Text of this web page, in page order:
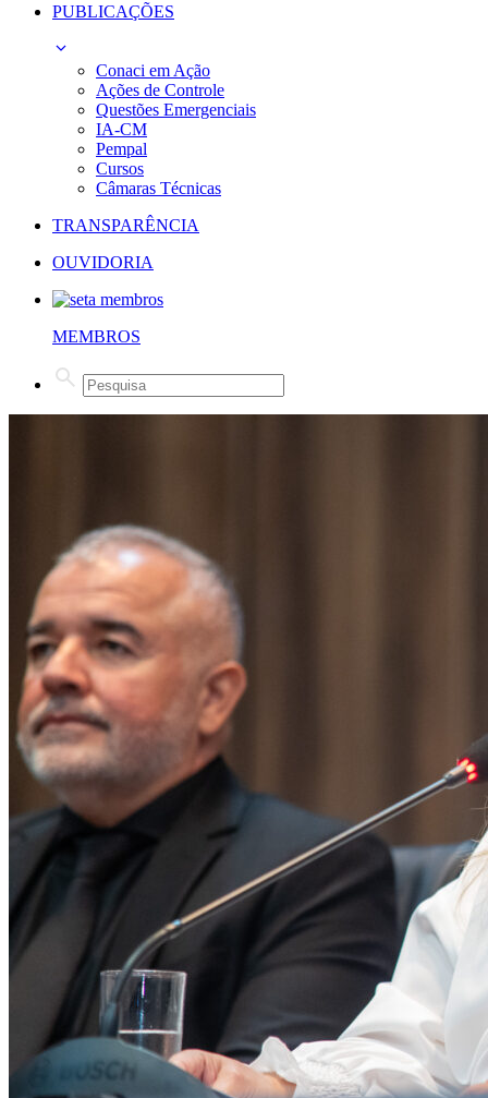
PUBLICAÇÕES
Conaci em Ação
Ações de Controle
Questões Emergenciais
IA-CM
Pempal
Cursos
Câmaras Técnicas
TRANSPARÊNCIA
OUVIDORIA
MEMBROS